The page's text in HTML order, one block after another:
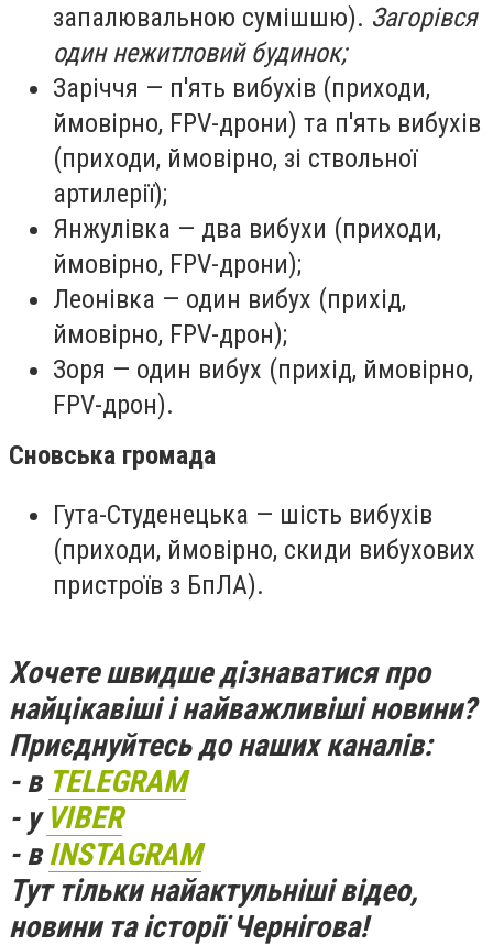
запалювальною сумішшю). Загорівся
один нежитловий будинок;
Заріччя — п'ять вибухів (приходи,
ймовірно, FPV-дрони) та п'ять вибухів
(приходи, ймовірно, зі ствольної
артилерії);
Янжулівка — два вибухи (приходи,
ймовірно, FPV-дрони);
Леонівка — один вибух (прихід,
ймовірно, FPV-дрон);
Зоря — один вибух (прихід, ймовірно,
FPV-дрон).
Сновська громада
Гута-Студенецька — шість вибухів
(приходи, ймовірно, скиди вибухових
пристроїв з БпЛА).
Хочете швидше дізнаватися про
найцікавіші і найважливіші новини?
Приєднуйтесь до наших каналів:
- в TELEGRAM
- у VIBER
- вINSTAGRAM
Тут тільки найактульніші відео,
новини та історії Чернігова!